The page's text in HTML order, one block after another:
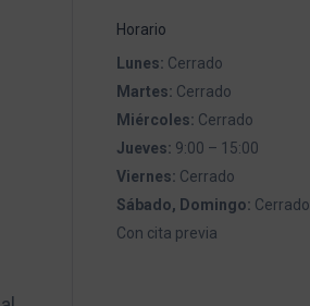
Horario
Lunes: Cerrado
Martes: Cerrado
Miércoles: Cerrado
Jueves: 9:00 – 15:00
Viernes: Cerrado
Sábado, Domingo: Cerrado
Con cita previa